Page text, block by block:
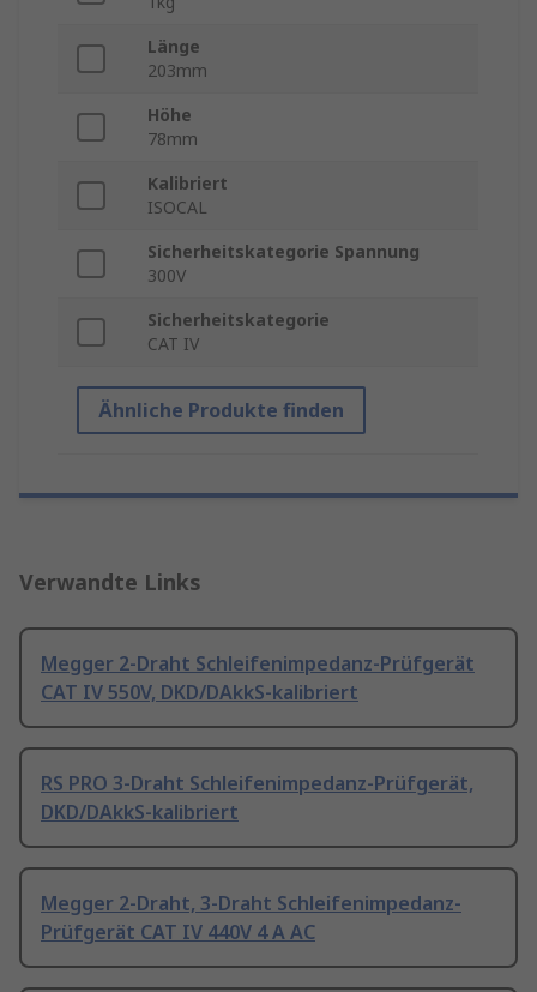
Länge
203mm
Höhe
78mm
Kalibriert
ISOCAL
Sicherheitskategorie Spannung
300V
Sicherheitskategorie
CAT IV
Ähnliche Produkte finden
Verwandte Links
Megger 2-Draht Schleifenimpedanz-Prüfgerät
CAT IV 550V, DKD/DAkkS-kalibriert
RS PRO 3-Draht Schleifenimpedanz-Prüfgerät,
DKD/DAkkS-kalibriert
Megger 2-Draht, 3-Draht Schleifenimpedanz-
Prüfgerät CAT IV 440V 4 A AC